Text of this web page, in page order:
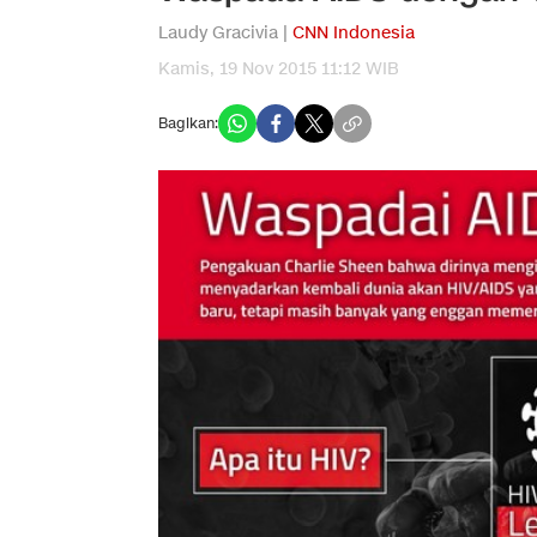
Laudy Gracivia | CNN Indonesia
Kamis, 19 Nov 2015 11:12 WIB
Bagikan: